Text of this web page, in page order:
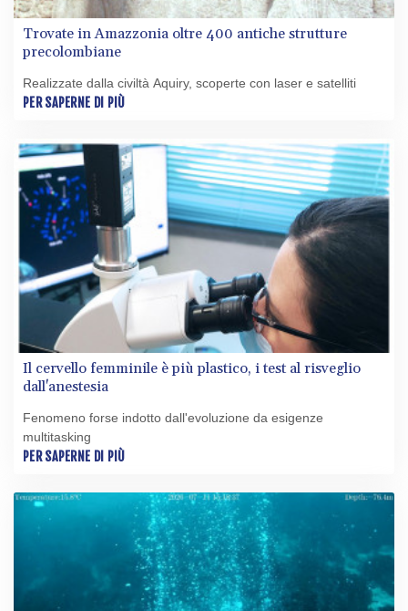
Trovate in Amazzonia oltre 400 antiche strutture
precolombiane
Realizzate dalla civiltà Aquiry, scoperte con laser e satelliti
PER SAPERNE DI PIÙ
Il cervello femminile è più plastico, i test al risveglio
dall'anestesia
Fenomeno forse indotto dall'evoluzione da esigenze
multitasking
PER SAPERNE DI PIÙ